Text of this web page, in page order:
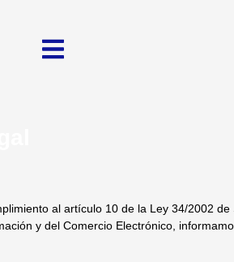
al artículo 10 de la Ley 34/2002 de
y del Comercio Electrónico,